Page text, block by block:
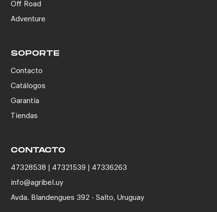
Off Road
Adventure
SOPORTE
Contacto
Catálogos
Garantía
Tiendas
CONTACTO
47328538 | 47321539 | 47336263
info@agribel.uy
Avda. Blandengues 392 - Salto, Uruguay